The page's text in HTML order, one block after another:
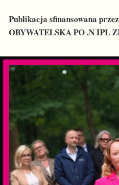
Publikacja sfinansowana
OBYWATELSKA PO .N IPL